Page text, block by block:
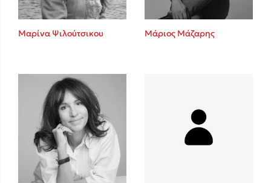
Πάνω, κάτω, μπροστά, πίσω
Mel Robbins
Μαρίνα Ψιλούτσικου Μάριος Μάζαρης